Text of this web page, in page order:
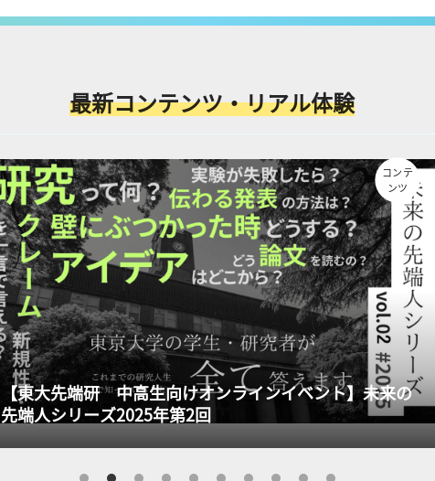
最新コンテンツ・リアル体験
コンテ
ンツ
【東大先端研 中高生向けオンラインイベント】未来の
先端人シリーズ2025年第2回